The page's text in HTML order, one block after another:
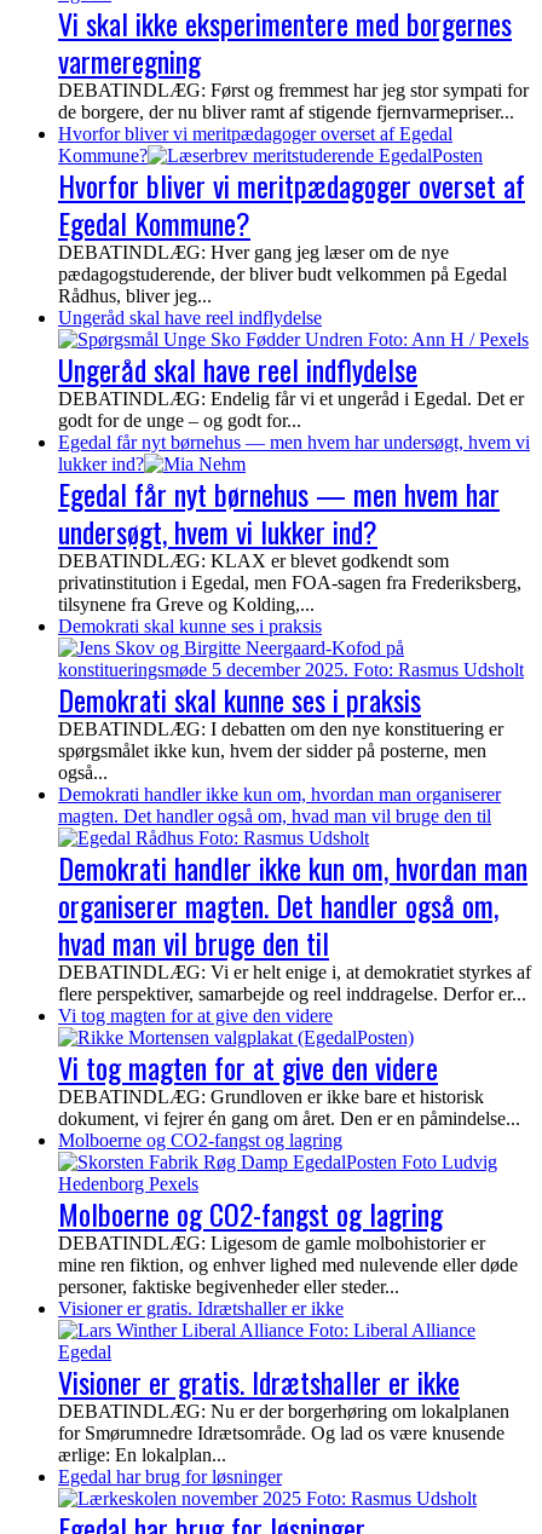
Vi skal ikke eksperimentere med borgernes
varmeregning
DEBATINDLÆG: Først og fremmest har jeg stor sympati for
de borgere, der nu bliver ramt af stigende fjernvarmepriser...
Hvorfor bliver vi meritpædagoger overset af Egedal
Kommune?
Hvorfor bliver vi meritpædagoger overset af
Egedal Kommune?
DEBATINDLÆG: Hver gang jeg læser om de nye
pædagogstuderende, der bliver budt velkommen på Egedal
Rådhus, bliver jeg...
Ungeråd skal have reel indflydelse
Ungeråd skal have reel indflydelse
DEBATINDLÆG: Endelig får vi et ungeråd i Egedal. Det er
godt for de unge – og godt for...
Egedal får nyt børnehus — men hvem har undersøgt, hvem vi
lukker ind?
Egedal får nyt børnehus — men hvem har
undersøgt, hvem vi lukker ind?
DEBATINDLÆG: KLAX er blevet godkendt som
privatinstitution i Egedal, men FOA-sagen fra Frederiksberg,
tilsynene fra Greve og Kolding,...
Demokrati skal kunne ses i praksis
Demokrati skal kunne ses i praksis
DEBATINDLÆG: I debatten om den nye konstituering er
spørgsmålet ikke kun, hvem der sidder på posterne, men
også...
Demokrati handler ikke kun om, hvordan man organiserer
magten. Det handler også om, hvad man vil bruge den til
Demokrati handler ikke kun om, hvordan man
organiserer magten. Det handler også om,
hvad man vil bruge den til
DEBATINDLÆG: Vi er helt enige i, at demokratiet styrkes af
flere perspektiver, samarbejde og reel inddragelse. Derfor er...
Vi tog magten for at give den videre
Vi tog magten for at give den videre
DEBATINDLÆG: Grundloven er ikke bare et historisk
dokument, vi fejrer én gang om året. Den er en påmindelse...
Molboerne og CO2-fangst og lagring
Molboerne og CO2-fangst og lagring
DEBATINDLÆG: Ligesom de gamle molbohistorier er
mine ren fiktion, og enhver lighed med nulevende eller døde
personer, faktiske begivenheder eller steder...
Visioner er gratis. Idrætshaller er ikke
Visioner er gratis. Idrætshaller er ikke
DEBATINDLÆG: Nu er der borgerhøring om lokalplanen
for Smørumnedre Idrætsområde. Og lad os være knusende
ærlige: En lokalplan...
Egedal har brug for løsninger